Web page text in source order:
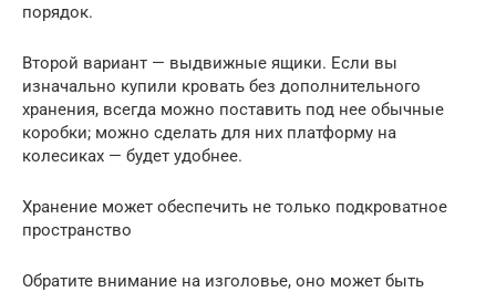
порядок.
Второй вариант — выдвижные ящики. Если вы
изначально купили кровать без дополнительного
хранения, всегда можно поставить под нее обычные
коробки; можно сделать для них платформу на
колесиках — будет удобнее.
Хранение может обеспечить не только подкроватное
пространство
Обратите внимание на изголовье, оно может быть